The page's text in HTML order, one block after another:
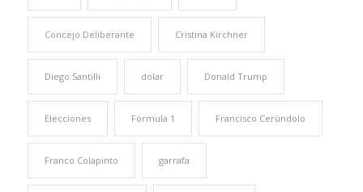
Concejo Deliberante Cristina Kirchner
Diego Santilli dolar Donald Trump
Elecciones Formula 1 Francisco Cerúndolo
Franco Colapinto garrafa